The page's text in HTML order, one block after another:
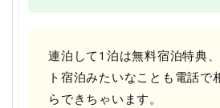
連泊して1泊は無料宿泊特典
ト宿泊みたいなことも電話で
らできちゃいます。